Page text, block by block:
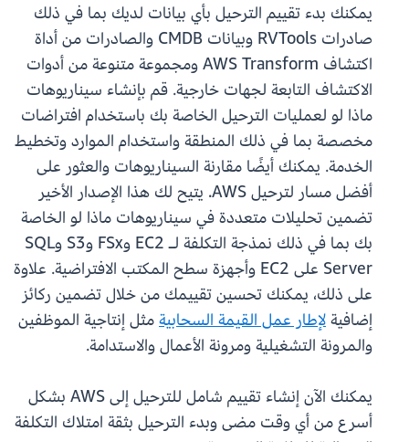
يمكنك بدء تقييم الترحيل بأي بيانات لديك بما في ذلك
صادرات RVTools وبيانات CMDB والصادرات من أداة
اكتشاف AWS Transform ومجموعة متنوعة من أدوات
الاكتشاف التابعة لجهات خارجية. قم بإنشاء سيناريوهات
ماذا لو لعمليات الترحيل الخاصة بك باستخدام افتراضات
مخصصة بما في ذلك المنطقة واستخدام الموارد وتخطيط
الخدمة. يمكنك أيضًا مقارنة السيناريوهات والعثور على
أفضل مسار لترحيل AWS. يتيح لك هذا الإصدار الأخير
تضمين تحليلات متعددة في سيناريوهات ماذا لو الخاصة
بك بما في ذلك نمذجة التكلفة لـ EC2 وFSx وS3 وSQL
Server على EC2 وأجهزة سطح المكتب الافتراضية. علاوة
على ذلك، يمكنك تحسين تقييمك من خلال تضمين ركائز
إضافيةلإطار عمل القيمة السحابيةمثل إنتاجية الموظفين
والمرونة التشغيلية ومرونة الأعمال والاستدامة.
يمكنك الآن إنشاء تقييم شامل للترحيل إلى AWS بشكل
أسرع من أي وقت مضى وبدء الترحيل بثقة امتلاك التكلفة